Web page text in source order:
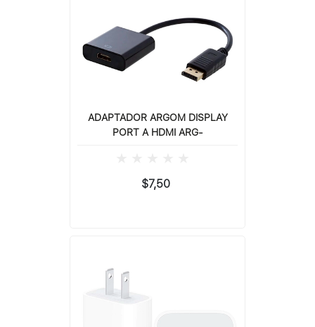
ADAPTADOR ARGOM DISPLAY
PORT A HDMI ARG-
$7,50